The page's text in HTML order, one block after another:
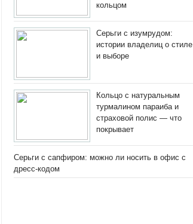
кольцом
Серьги с изумрудом:
истории владелиц о стиле
и выборе
Кольцо с натуральным
турмалином параиба и
страховой полис — что
покрывает
Серьги с сапфиром: можно ли носить в офис с
дресс-кодом